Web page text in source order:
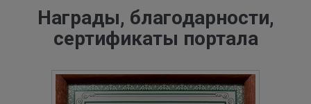
Награды, благодарности,
сертификаты портала